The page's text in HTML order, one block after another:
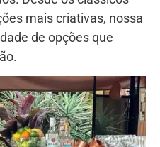
mais criativas, nossa
de opções que